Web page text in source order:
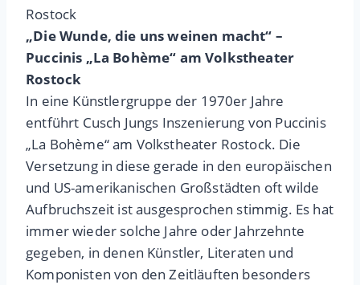
Rostock
„Die Wunde, die uns weinen macht“ –
Puccinis „La Bohème“ am Volkstheater
Rostock
In eine Künstlergruppe der 1970er Jahre
entführt Cusch Jungs Inszenierung von Puccinis
„La Bohème“ am Volkstheater Rostock. Die
Versetzung in diese gerade in den europäischen
und US-amerikanischen Großstädten oft wilde
Aufbruchszeit ist ausgesprochen stimmig. Es hat
immer wieder solche Jahre oder Jahrzehnte
gegeben, in denen Künstler, Literaten und
Komponisten von den Zeitläuften besonders